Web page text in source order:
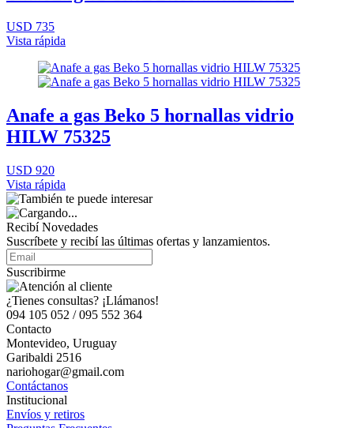
USD 735
Vista rápida
Anafe a gas Beko 5 hornallas vidrio
HILW 75325
USD 920
Vista rápida
Recibí Novedades
Suscríbete y recibí las últimas ofertas y lanzamientos.
Suscribirme
¿Tienes consultas? ¡Llámanos!
094 105 052 / 095 552 364
Contacto
Montevideo, Uruguay
Garibaldi 2516
nariohogar@gmail.com
Contáctanos
Institucional
Envíos y retiros